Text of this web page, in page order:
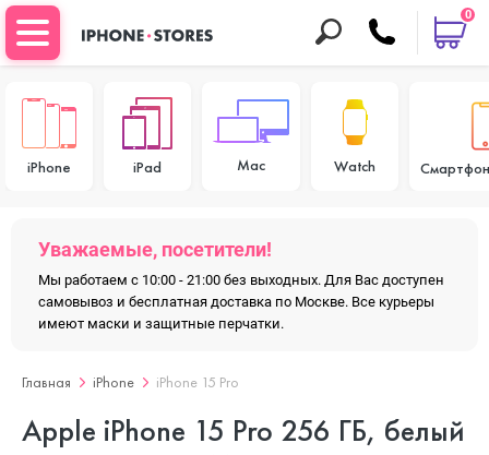
0
iPhone iPad Mac Watch
Уважаемые, посетители!
Мы работаем с 10:00 - 21:00 без выходных. Для Вас доступен
самовывоз и бесплатная доставка по Москве. Все курьеры
имеют маски и защитные перчатки.
Главная iPhone iPhone 15 Pro
Apple iPhone 15 Pro 256 ГБ, белый